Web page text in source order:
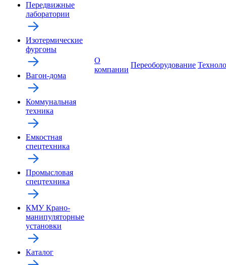
Передвижные
лаборатории
Изотермические
фургоны
Вагон-дома
Коммунальная
техника
Емкостная
спецтехника
Промысловая
спецтехника
КМУ Крано-
манипуляторные
установки
Каталог
О
компании
Переоборудование